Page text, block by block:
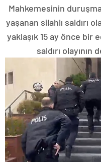
Mahkemesinin
yaşanan silahlı saldırı
yaklaşık 15 ay önce bir
saldırı olayının